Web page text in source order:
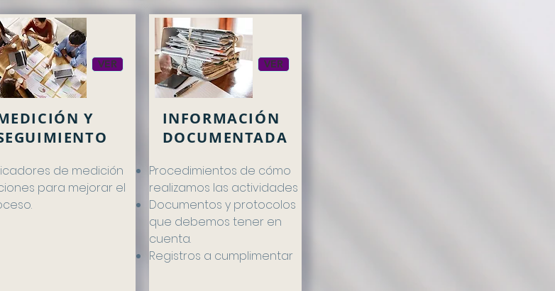
VER
Y
de medición
para mejorar el
VER
INFORMACIÓN
DOCUMENTADA
Procedimientos de cómo
realizamos las actividades
Documentos y protocolos
que debemos tener en
cuenta.
Registros a cumplimentar